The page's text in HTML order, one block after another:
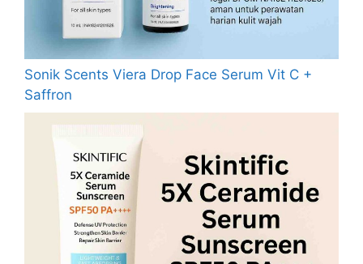
Sonik Scents Viera Drop Face Serum Vit C +
Saffron